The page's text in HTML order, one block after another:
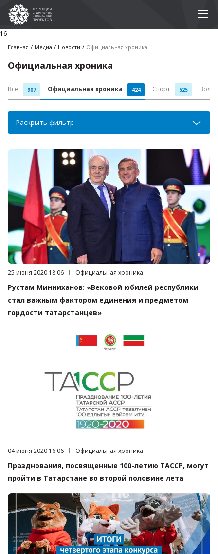
16
Главная Медиа Новости Официальная хроника
Официальная хроника
Все 907 Официальная хроника 424 Спорт 525
Раскрыть фильтр
Дата публикации:
25 июня 2020 18:06 Категория:
Официальная хроника
Рустам Минниханов: «Вековой юбилей республики
стал важным фактором единения и предметом
гордости татарстанцев»
Дата публикации:
04 июня 2020 16:06 Категория:
Официальная хроника
Празднования, посвященные 100-летию ТАССР, могут
пройти в Татарстане во второй половине лета